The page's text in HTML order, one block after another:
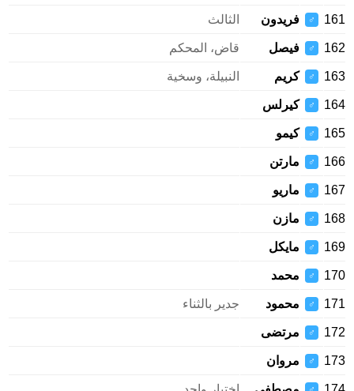
161
♂ فریدون الثالث
162
♂ فيصل قاض، المحكم
163
♂ كريم النبيلة، وسخية
164
♂ كيرلس
165
♂ كيمو
166
♂ مارتن
167
♂ ماريو
168
♂ مازن
169
♂ مايكل
170
♂ محمد
171
♂ محمود جدير بالثناء
172
♂ مرتضى
173
♂ مروان